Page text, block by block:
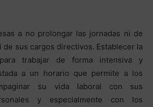
a no prolongar las jornadas ni de
de sus cargos directivos. Establecer la
trabajar de forma intensiva y
a un horario que permite a los
su vida laboral con sus
y especialmente con los